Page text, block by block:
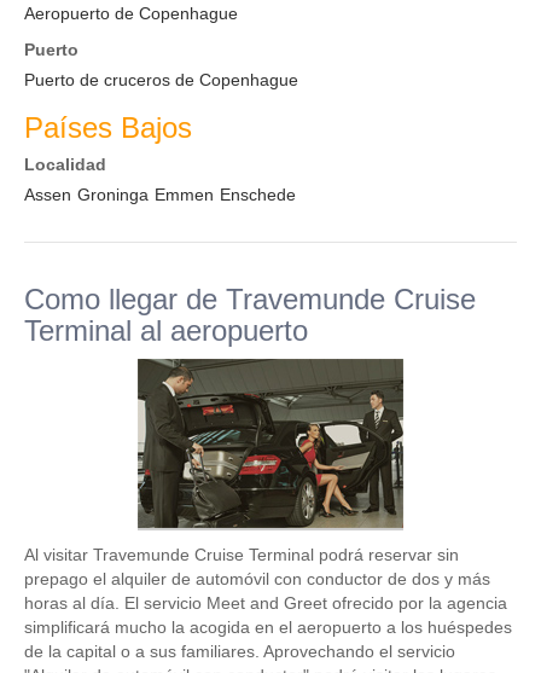
Aeropuerto de Copenhague
Puerto
Puerto de cruceros de Copenhague
Países Bajos
Localidad
Assen Groninga Emmen Enschede
Como llegar de Travemunde Cruise
Terminal al aeropuerto
Al visitar Travemunde Cruise Terminal podrá reservar sin
prepago el alquiler de automóvil con conductor de dos y más
horas al día. El servicio Meet and Greet ofrecido por la agencia
simplificará mucho la acogida en el aeropuerto a los huéspedes
de la capital o a sus familiares. Aprovechando el servicio